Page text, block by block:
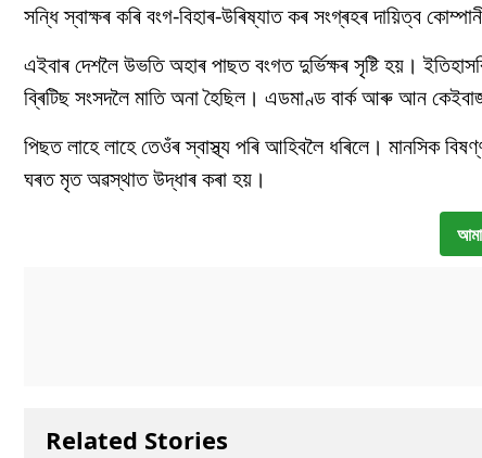
সন্ধি স্বাক্ষৰ কৰি বংগ-বিহাৰ-উৰিষ্যাত কৰ সংগ্ৰহৰ দায়িত্ব
এইবাৰ দেশলৈ উভতি অহাৰ পাছত বংগত দুৰ্ভিক্ষৰ সৃষ্টি হয়।
ব্ৰিটিছ সংসদলৈ মাতি অনা হৈছিল। এডমাণ্ড বাৰ্ক আৰু আন
পিছত লাহে লাহে তেওঁৰ স্বাস্থ্য পৰি আহিবলৈ ধৰিলে। মানসিক
ঘৰত মৃত অৱস্থাত উদ্ধাৰ কৰা হয়।
Related Stories